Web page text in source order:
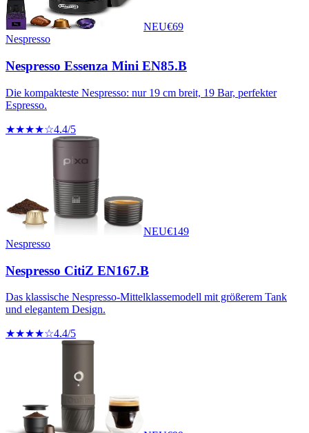
NEU€69
Nespresso
Nespresso Essenza Mini EN85.B
Die kompakteste Nespresso: nur 19 cm breit, 19 Bar, perfekter
Espresso.
★★★★☆4.4/5
NEU€149
Nespresso
Nespresso CitiZ EN167.B
Das klassische Nespresso-Mittelklassemodell mit größerem Tank
und elegantem Design.
★★★★☆4.4/5